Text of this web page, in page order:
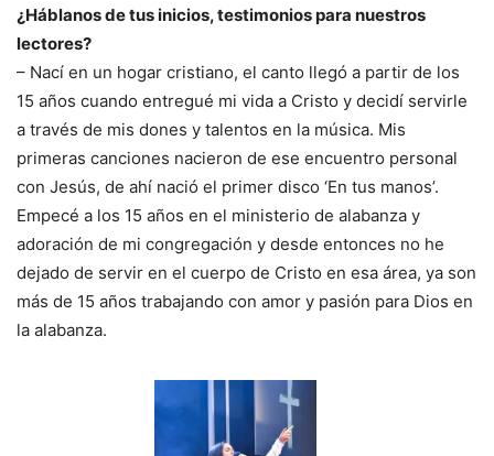
¿Háblanos de tus inicios, testimonios para nuestros
lectores?
– Nací en un hogar cristiano, el canto llegó a partir de los
15 años cuando entregué mi vida a Cristo y decidí servirle
a través de mis dones y talentos en la música. Mis
primeras canciones nacieron de ese encuentro personal
con Jesús, de ahí nació el primer disco ‘En tus manos’.
Empecé a los 15 años en el ministerio de alabanza y
adoración de mi congregación y desde entonces no he
dejado de servir en el cuerpo de Cristo en esa área, ya son
más de 15 años trabajando con amor y pasión para Dios en
la alabanza.